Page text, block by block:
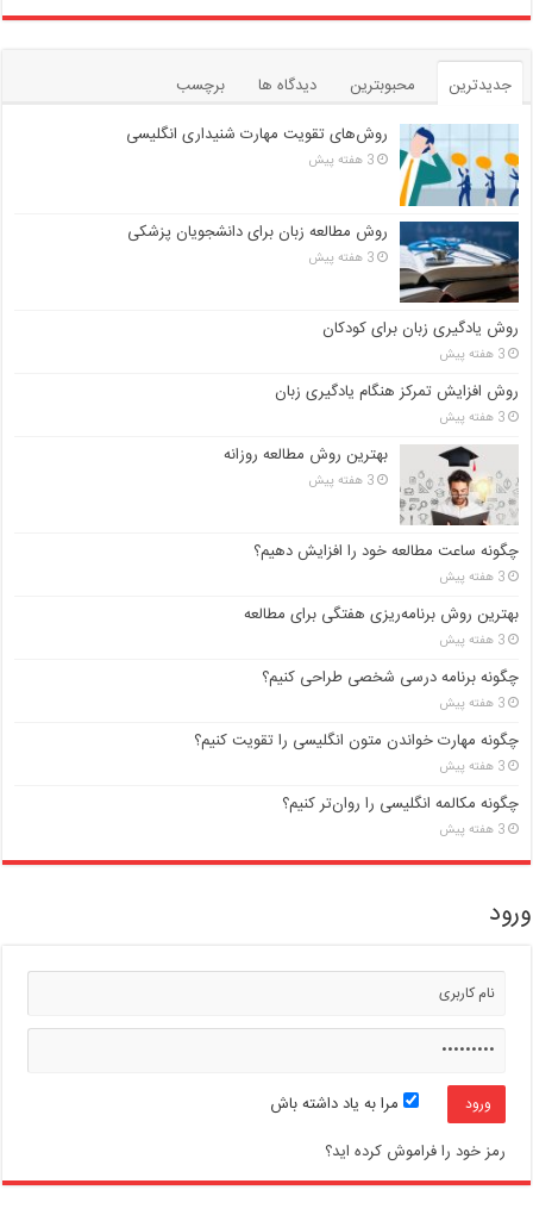
جدیدترین محبوبترین دیدگاه ها
برچسب
روش‌های تقویت مهارت شنیداری انگلیسی
3 هفته پیش
روش مطالعه زبان برای دانشجویان پزشکی
3 هفته پیش
روش یادگیری زبان برای کودکان
3 هفته پیش
روش افزایش تمرکز هنگام یادگیری زبان
3 هفته پیش
بهترین روش مطالعه روزانه
3 هفته پیش
چگونه ساعت مطالعه خود را افزایش دهیم؟
3 هفته پیش
بهترین روش برنامه‌ریزی هفتگی برای مطالعه
3 هفته پیش
چگونه برنامه درسی شخصی طراحی کنیم؟
3 هفته پیش
چگونه مهارت خواندن متون انگلیسی را تقویت کنیم؟
3 هفته پیش
چگونه مکالمه انگلیسی را روان‌تر کنیم؟
3 هفته پیش
ورود
مرا به یاد داشته باش
رمز خود را فراموش کرده اید؟